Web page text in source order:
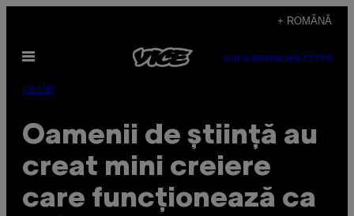
content
+ ROMÂNĂ
Open
SUBSCRIBENEWSLETTER
Health
Oamenii de știință au
creat mini creiere
care funcționează ca